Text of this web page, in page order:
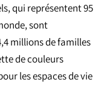
qui représentent 95
sont
millions de familles
de couleurs
les espaces de vie